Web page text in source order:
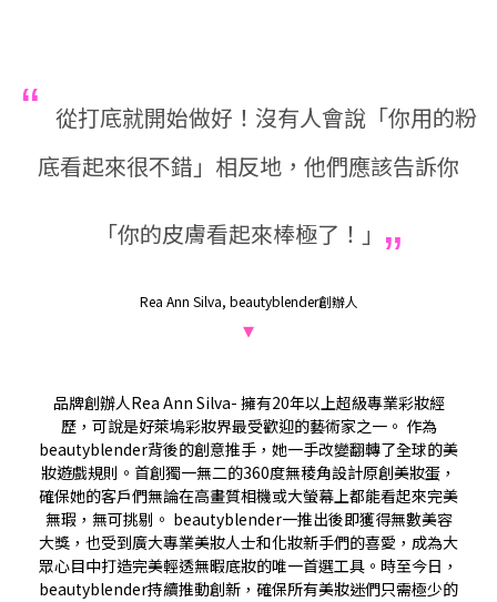
“ 從打底就開始做好！沒有人會說「你用的粉
底看起來很不錯」 相反地，他們應該告訴你
「你的皮膚看起來棒極了！」 „
Rea Ann Silva, beautyblender創辦人
▾
品牌創辦人Rea Ann Silva- 擁有20年以上超級專業彩妝經
歷，可說是好萊塢彩妝界最受歡迎的藝術家之一。 作為
beautyblender背後的創意推手，她一手改變翻轉了全球的美
妝遊戲規則。首創獨一無二的360度無稜角設計原創美妝蛋，
確保她的客戶們無論在高畫質相機或大螢幕上都能看起來完美
無瑕，無可挑剔。 beautyblender一推出後即獲得無數美容
大獎，也受到廣大專業美妝人士和化妝新手們的喜愛，成為大
眾心目中打造完美輕透無暇底妝的唯一首選工具。時至今日，
beautyblender持續推動創新，確保所有美妝迷們只需極少的